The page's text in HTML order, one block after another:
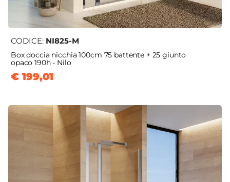
CODICE: NI825-M
Box doccia nicchia 100cm 75 battente + 25 giunto
opaco 190h - Nilo
€ 199,01